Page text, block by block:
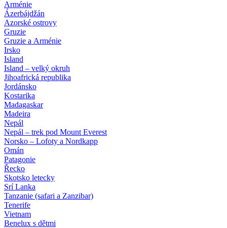
Arménie
Ázerbájdžán
Azorské ostrovy
Gruzie
Gruzie a Arménie
Irsko
Island
Island – velký okruh
Jihoafrická republika
Jordánsko
Kostarika
Madagaskar
Madeira
Nepál
Nepál – trek pod Mount Everest
Norsko – Lofoty a Nordkapp
Omán
Patagonie
Řecko
Skotsko letecky
Srí Lanka
Tanzanie (safari a Zanzibar)
Tenerife
Vietnam
Benelux s dětmi